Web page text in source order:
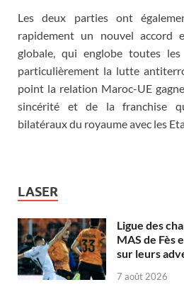
Les deux parties ont
rapidement un nouvel accord
globale, qui englobe toutes
particulièrement la lutte
point la relation Maroc-UE
sincérité et de la franchise
bilatéraux du royaume avec les
LASER
Ligue des
MAS de Fès
sur leurs
7 août 2026